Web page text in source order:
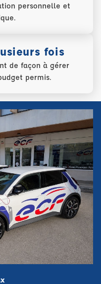
personnelle et
fois
de façon à gérer
permis.